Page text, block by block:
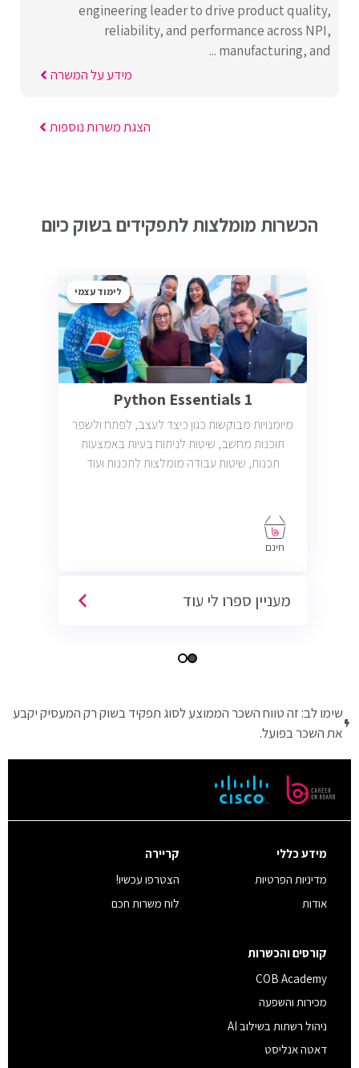
engineering leader to drive product quality,
reliability, and performance across NPI,
manufacturing, and ...
מידע על המשרה
הצגת משרות נוספות
הכשרות מומלצות לתפקידים בשוק כיום
לימוד עצמי
Python Essentials 1
מיומנויות מבוקשות כגון כיצד לעצב, לפתח ולשפר
תוכנות מחשב, שיטות לניתוח בעיות באמצעות
תכנות, שיטות עבודה מומלצות לתכנות ועוד
חינם
מעניין ספרו לי עוד
שימו לב: זה טווח השכר הממוצע לסוג תפקיד בשוק רק המעסיק יקבע
את השכר בפועל.
מידע כללי
מדיניות הפרטיות
אודות
קריירה
הצטרפו עכשיו!
לוח משרות חכם
קורסים והכשרות
COB Academy
מכירות והשפעה
ניהול רשתות בשילוב AI
דאטה אנליסט